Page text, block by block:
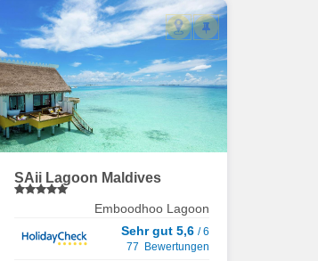
SAii Lagoon Maldives
Emboodhoo Lagoon
Sehr gut 5,6 / 6
77 Bewertungen